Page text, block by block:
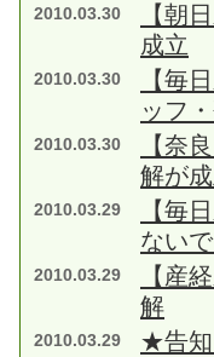
2010.03.30
【朝
成立
2010.03.30
【毎
ッフ
2010.03.30
【奈
解が
2010.03.29
【毎
ない
2010.03.29
【産
解
2010.03.29 ★告